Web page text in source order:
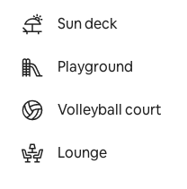
Sun deck
Playground
Volleyball court
Lounge